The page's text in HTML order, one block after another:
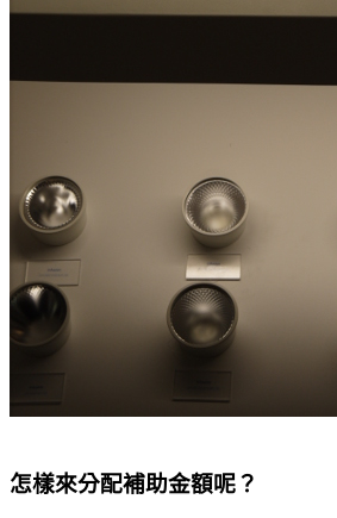
怎樣來分配補助金額呢？